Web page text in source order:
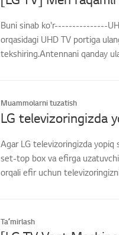
Buni sinab ko'r---------------
orqasidagi UHD TV portiga
tekshiring.Antennani qanday
Muammolarni tuzatish
Agar LG televizoringizda yopiq
set-top box va efirga
orqali efir uchun
Taʼmirlash